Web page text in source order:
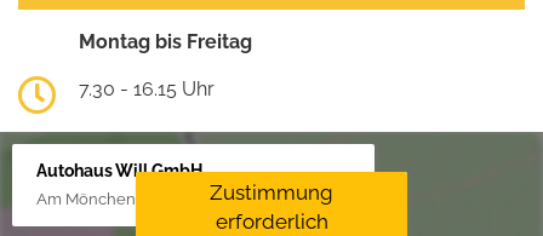
Montag bis Freitag
7.30 - 16.15 Uhr
Autohaus Will GmbH
Am Mönchenfelde 18, 38889 Blankenburg
Zustimmung
erforderlich